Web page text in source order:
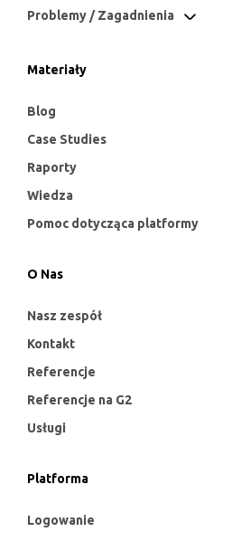
Problemy / Zagadnienia
Materiały
Blog
Case Studies
Raporty
Wiedza
Pomoc dotycząca platformy
O Nas
Nasz zespół
Kontakt
Referencje
Referencje na G2
Usługi
Platforma
Logowanie